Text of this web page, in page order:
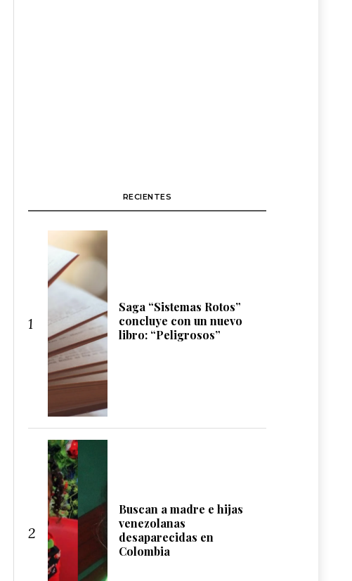
RECIENTES
1
Saga “Sistemas Rotos”
concluye con un nuevo
libro: “Peligrosos”
2
Buscan a madre e hijas
venezolanas
desaparecidas en
Colombia